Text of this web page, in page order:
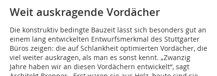
Weit auskragende Vordächer
Die konstruktiv bedingte Bauzeit lässt sich besonders gut an
einem lang entwickelten Entwurfsmerkmal des Stuttgarter
Büros zeigen: die auf Schlankheit optimierten Vordächer, die
viel weiter auskragen, als man es sonst kennt. „Zwanzig
Jahre haben wir an diesen Vordächern entwickelt“, sagt